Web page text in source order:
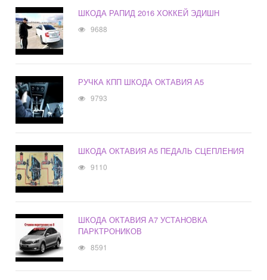
ШКОДА РАПИД 2016 ХОККЕЙ ЭДИШН
9688
РУЧКА КПП ШКОДА ОКТАВИЯ А5
9793
ШКОДА ОКТАВИЯ А5 ПЕДАЛЬ СЦЕПЛЕНИЯ
9110
ШКОДА ОКТАВИЯ А7 УСТАНОВКА
ПАРКТРОНИКОВ
8591